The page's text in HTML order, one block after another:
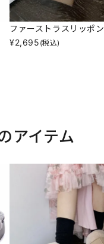
ファーストラスリッポン
¥2,695 (税込)
アイテム